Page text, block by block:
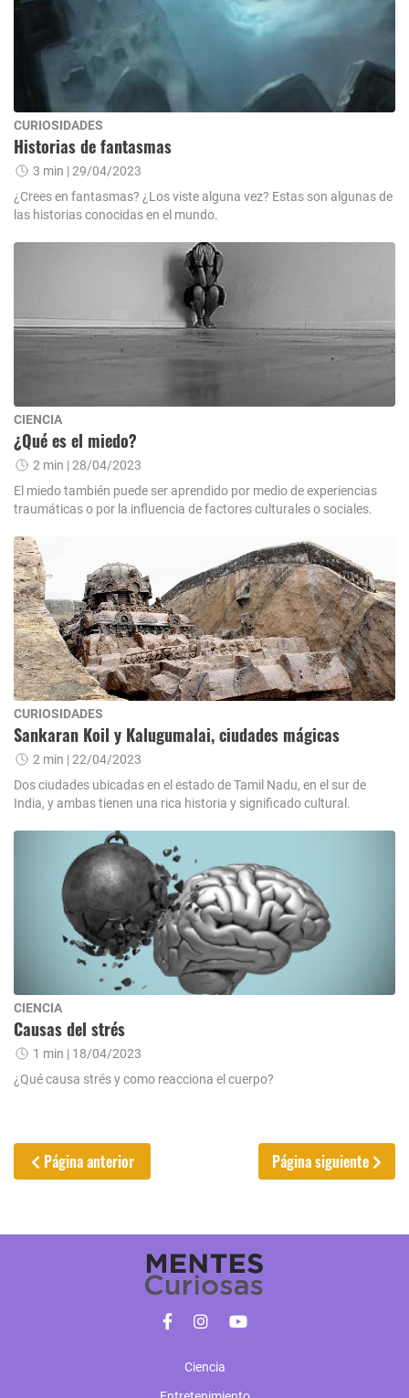
CURIOSIDADES
Historias de fantasmas
3 min | 29/04/2023
¿Crees en fantasmas? ¿Los viste alguna vez? Estas son algunas de
las historias conocidas en el mundo.
CIENCIA
¿Qué es el miedo?
2 min | 28/04/2023
El miedo también puede ser aprendido por medio de experiencias
traumáticas o por la influencia de factores culturales o sociales.
CURIOSIDADES
Sankaran Koil y Kalugumalai, ciudades mágicas
2 min | 22/04/2023
Dos ciudades ubicadas en el estado de Tamil Nadu, en el sur de
India, y ambas tienen una rica historia y significado cultural.
CIENCIA
Causas del strés
1 min | 18/04/2023
¿Qué causa strés y como reacciona el cuerpo?
Página anterior Página siguiente
Ciencia